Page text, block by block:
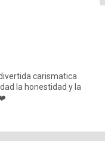
carismatica
la honestidad y la